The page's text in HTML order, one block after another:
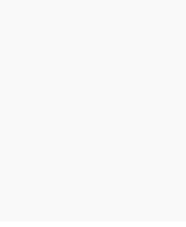
leur